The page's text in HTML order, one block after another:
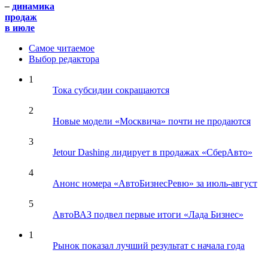
– динамика
продаж
в июле
Самое читаемое
Выбор редактора
1
Тока субсидии сокращаются
2
Новые модели «Москвича» почти не продаются
3
Jetour Dashing лидирует в продажах «СберАвто»
4
Анонс номера «АвтоБизнесРевю» за июль-август
5
АвтоВАЗ подвел первые итоги «Лада Бизнес»
1
Рынок показал лучший результат с начала года